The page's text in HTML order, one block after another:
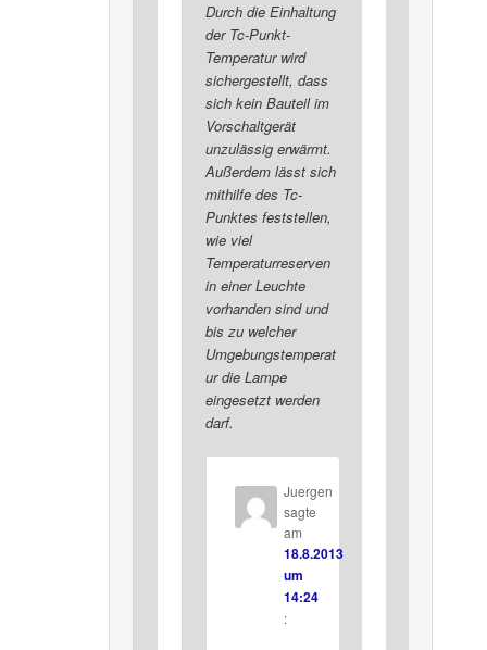
Durch die Einhaltung
der Tc-Punkt-
Temperatur wird
sichergestellt, dass
sich kein Bauteil im
Vorschaltgerät
unzulässig erwärmt.
Außerdem lässt sich
mithilfe des Tc-
Punktes feststellen,
wie viel
Temperaturreserven
in einer Leuchte
vorhanden sind und
bis zu welcher
Umgebungstemperat
ur die Lampe
eingesetzt werden
darf.
Juergen
sagte
am
18.8.2013
um
14:24
: